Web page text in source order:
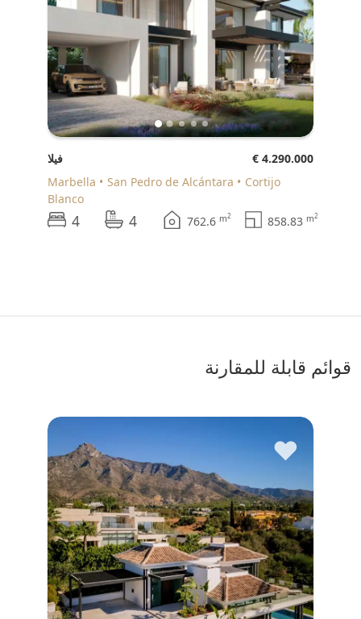
فيلا
€ 4.290.000
Marbella
San Pedro de Alcántara
Cortijo
Blanco
4 4 762.6 m2 858.83 m2
قوائم قابلة للمقارنة
♥